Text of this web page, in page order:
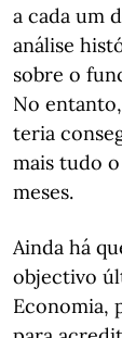
a cada um
análise
sobre o
No
teria
mais tudo
meses.
Ainda há
objectivo
Economia,